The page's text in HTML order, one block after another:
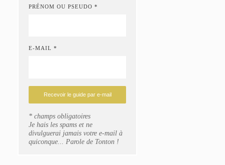
PRÉNOM OU PSEUDO *
E-MAIL *
* champs obligatoires
Je hais les spams et ne
divulguerai jamais votre e-mail à
quiconque... Parole de Tonton !